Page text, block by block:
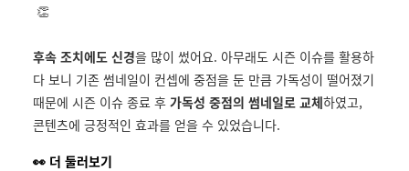
👏
후속 조치에도 신경을 많이 썼어요. 아무래도 시즌 이슈를 활용하
다 보니 기존 썸네일이 컨셉에 중점을 둔 만큼 가독성이 떨어졌기
때문에 시즌 이슈 종료 후 가독성 중점의 썸네일로 교체하였고,
콘텐츠에 긍정적인 효과를 얻을 수 있었습니다.
👀 더 둘러보기